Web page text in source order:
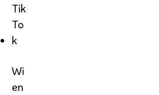
Tik
To
k
Wi
en